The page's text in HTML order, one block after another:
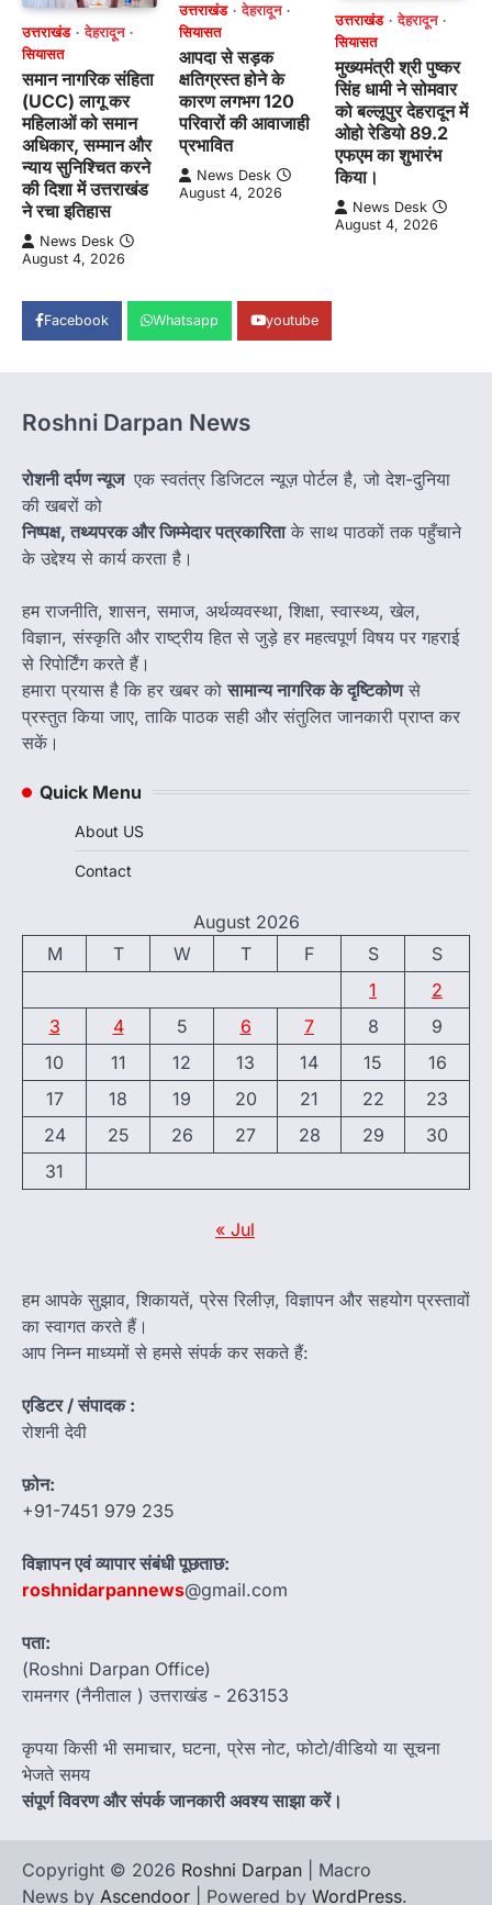
उत्तराखंड
देहरादून
सियासत
समान नागरिक संहिता
(UCC) लागू कर
महिलाओं को समान
अधिकार, सम्मान और
न्याय सुनिश्चित करने
की दिशा में उत्तराखंड
ने रचा इतिहास
News Desk
August 4, 2026
उत्तराखंड
देहरादून
सियासत
आपदा से सड़क
क्षतिग्रस्त होने के
कारण लगभग 120
परिवारों की आवाजाही
प्रभावित
News Desk
August 4, 2026
उत्तराखंड
देहरादून
सियासत
मुख्यमंत्री श्री पुष्कर
सिंह धामी ने सोमवार
को बल्लूपुर देहरादून में
ओहो रेडियो 89.2
एफएम का शुभारंभ
किया।
News Desk
August 4, 2026
Facebook Whatsapp youtube
Roshni Darpan News
रोशनी दर्पण न्यूज एक स्वतंत्र डिजिटल न्यूज़ पोर्टल है, जो देश-दुनिया
की खबरों को
निष्पक्ष, तथ्यपरक और जिम्मेदार पत्रकारिताके साथ पाठकों तक पहुँचाने
के उद्देश्य से कार्य करता है।
हम राजनीति, शासन, समाज, अर्थव्यवस्था, शिक्षा, स्वास्थ्य, खेल,
विज्ञान, संस्कृति और राष्ट्रीय हित से जुड़े हर महत्वपूर्ण विषय पर गहराई
से रिपोर्टिंग करते हैं।
हमारा प्रयास है कि हर खबर कोसामान्य नागरिक के दृष्टिकोणसे
प्रस्तुत किया जाए, ताकि पाठक सही और संतुलित जानकारी प्राप्त कर
सकें।
Quick Menu
About US
Contact
August 2026
M
T W T F S
S
1
2
3
4 5 6 7 8
9
10
11 12 13 14 15
16
17
18 19 20 21 22
23
24
25 26 27 28 29
30
31
« Jul
हम आपके सुझाव, शिकायतें, प्रेस रिलीज़, विज्ञापन और सहयोग प्रस्तावों
का स्वागत करते हैं।
आप निम्न माध्यमों से हमसे संपर्क कर सकते हैं:
एडिटर / संपादक :
रोशनी देवी
फ़ोन:
+91-7451 979 235
विज्ञापन एवं व्यापार संबंधी पूछताछ:
roshnidarpannews@gmail.com
पता:
(Roshni Darpan Office)
रामनगर (नैनीताल ) उत्तराखंड - 263153
कृपया किसी भी समाचार, घटना, प्रेस नोट, फोटो/वीडियो या सूचना
भेजते समय
संपूर्ण विवरण और संपर्क जानकारी अवश्य साझा करें।
Copyright © 2026 Roshni Darpan | Macro
News by Ascendoor | Powered by WordPress.